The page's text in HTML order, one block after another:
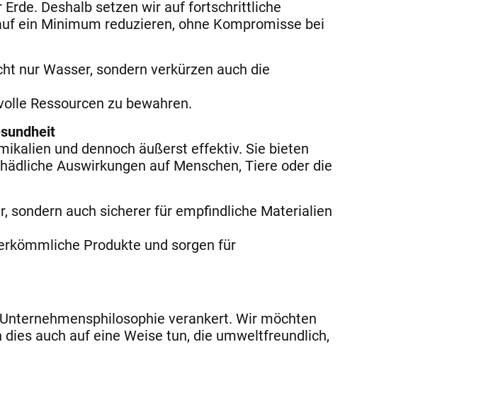
Deshalb setzen wir auf fortschrittliche
ein Minimum reduzieren, ohne Kompromisse bei
nur Wasser, sondern verkürzen auch die
Ressourcen zu bewahren.
und dennoch äußerst effektiv. Sie bieten
Auswirkungen auf Menschen, Tiere oder die
sondern auch sicherer für empfindliche Materialien
Produkte und sorgen für
verankert. Wir möchten
auch auf eine Weise tun, die umweltfreundlich,